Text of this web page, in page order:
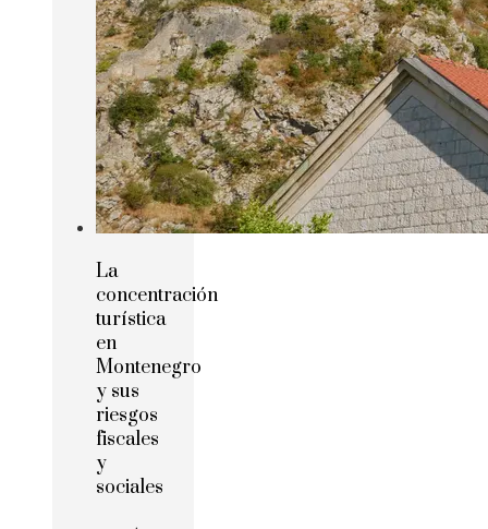
La
concentración
turística
en
Montenegro
y sus
riesgos
fiscales
y
sociales